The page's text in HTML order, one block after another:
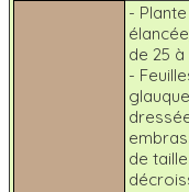
- Plante
de 25 à
-
de taille